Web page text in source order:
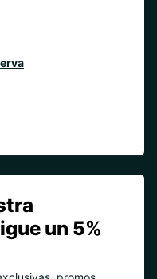
un 5%